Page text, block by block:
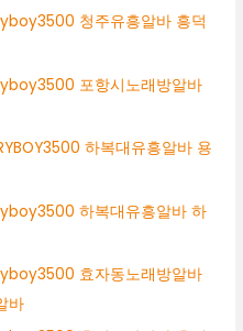
청주유흥알바 흥덕
포항시노래방알바
하복대유흥알바 용
하복대유흥알바 하
효자동노래방알바
바